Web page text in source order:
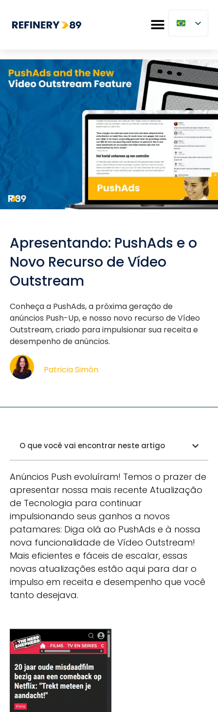
Apresentando: PushAds e o
Novo Recurso de Vídeo
Outstream
Conheça a PushAds, a próxima geração de
anúncios Push-Up, e nosso novo recurso de Vídeo
Outstream, criado para impulsionar sua receita e
desempenho de anúncios.
Patricia Simón
O que você vai encontrar neste artigo
Anúncios Push evoluíram! Temos o prazer de
apresentar nossa mais recente Atualização
de Tecnologia para continuar
impulsionando seus ganhos a novos
patamares: Diga olá ao PushAds e à nossa
nova funcionalidade de Vídeo Outstream!
Mais eficientes e fáceis de escalar, essas
novas atualizações estão aqui para dar o
impulso em receita e desempenho que você
tanto desejava.